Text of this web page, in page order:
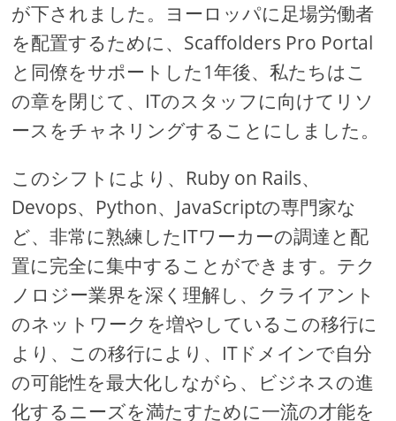
が下されました。ヨーロッパに足場労働者
を配置するために、Scaffolders Pro Portal
と同僚をサポートした1年後、私たちはこ
の章を閉じて、ITのスタッフに向けてリソ
ースをチャネリングすることにしました。
このシフトにより、Ruby on Rails、
Devops、Python、JavaScriptの専門家な
ど、非常に熟練したITワーカーの調達と配
置に完全に集中することができます。テク
ノロジー業界を深く理解し、クライアント
のネットワークを増やしているこの移行に
より、この移行により、ITドメインで自分
の可能性を最大化しながら、ビジネスの進
化するニーズを満たすために一流の才能を